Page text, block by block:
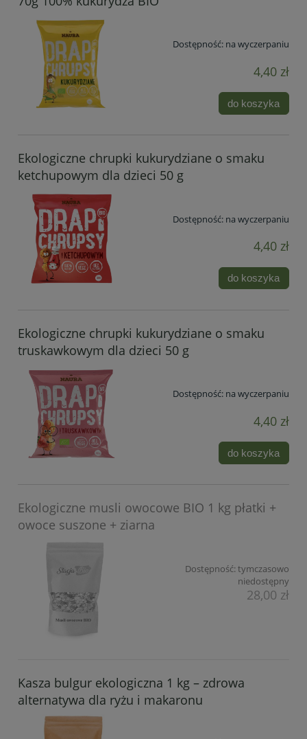
Dostępność: na wyczerpaniu
4,40 zł
do koszyka
Ekologiczne chrupki kukurydziane o smaku
ketchupowym dla dzieci 50 g
Dostępność: na wyczerpaniu
4,40 zł
do koszyka
Ekologiczne chrupki kukurydziane o smaku
truskawkowym dla dzieci 50 g
Dostępność: na wyczerpaniu
4,40 zł
do koszyka
Ekologiczne musli owocowe BIO 1 kg płatki +
owoce suszone + ziarna
Dostępność: tymczasowo
niedostępny
28,00 zł
Kasza bulgur ekologiczna 1 kg – zdrowa
alternatywa dla ryżu i makaronu